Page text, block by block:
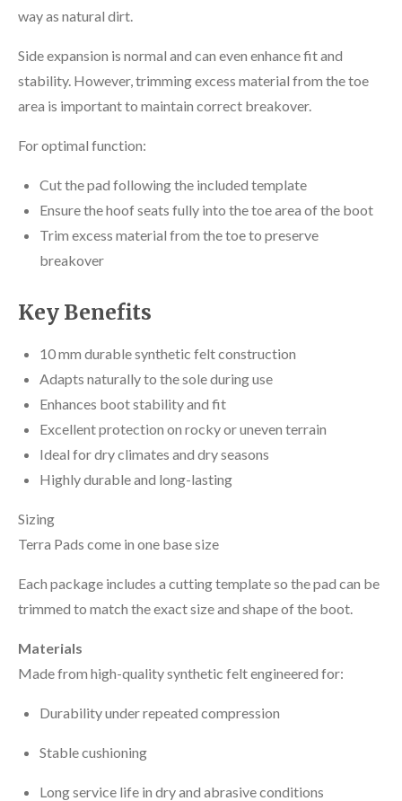
way as natural dirt.
Side expansion is normal and can even enhance fit and
stability. However, trimming excess material from the toe
area is important to maintain correct breakover.
For optimal function:
Cut the pad following the included template
Ensure the hoof seats fully into the toe area of the boot
Trim excess material from the toe to preserve
breakover
Key Benefits
10 mm durable synthetic felt construction
Adapts naturally to the sole during use
Enhances boot stability and fit
Excellent protection on rocky or uneven terrain
Ideal for dry climates and dry seasons
Highly durable and long-lasting
Sizing
Terra Pads come in one base size
Each package includes a cutting template so the pad can be
trimmed to match the exact size and shape of the boot.
Materials
Made from high-quality synthetic felt engineered for:
Durability under repeated compression
Stable cushioning
Long service life in dry and abrasive conditions